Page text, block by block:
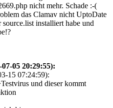
nicht mehr. Schade :-(
das Clamav nicht UptoDate
installiert habe und
07-05 20:29:55):
15 07:24:59):
und dieser kommt